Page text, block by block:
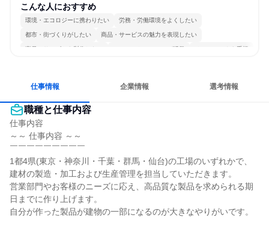
こんな人におすすめ
環境・エコロジーに携わりたい 労務・労働環境をよくしたい
都市・街づくりがしたい 商品・サービスの魅力を表現したい
商品・サービスを製作したい コミュニケーションが活発 チームワークを重視
仕事情報 企業情報 選考情報
職種と仕事内容
仕事内容
～～ 仕事内容 ～～
￣￣￣￣￣￣￣￣￣
1都4県(東京・神奈川・千葉・群馬・仙台)の工場のいずれかで、
建材の製造・加工および生産管理を担当していただきます。
営業部門やお客様のニーズに応え、高品質な製品を求められる期
日までに作り上げます。
自分が作った製品が建物の一部になるのが大きなやりがいです。